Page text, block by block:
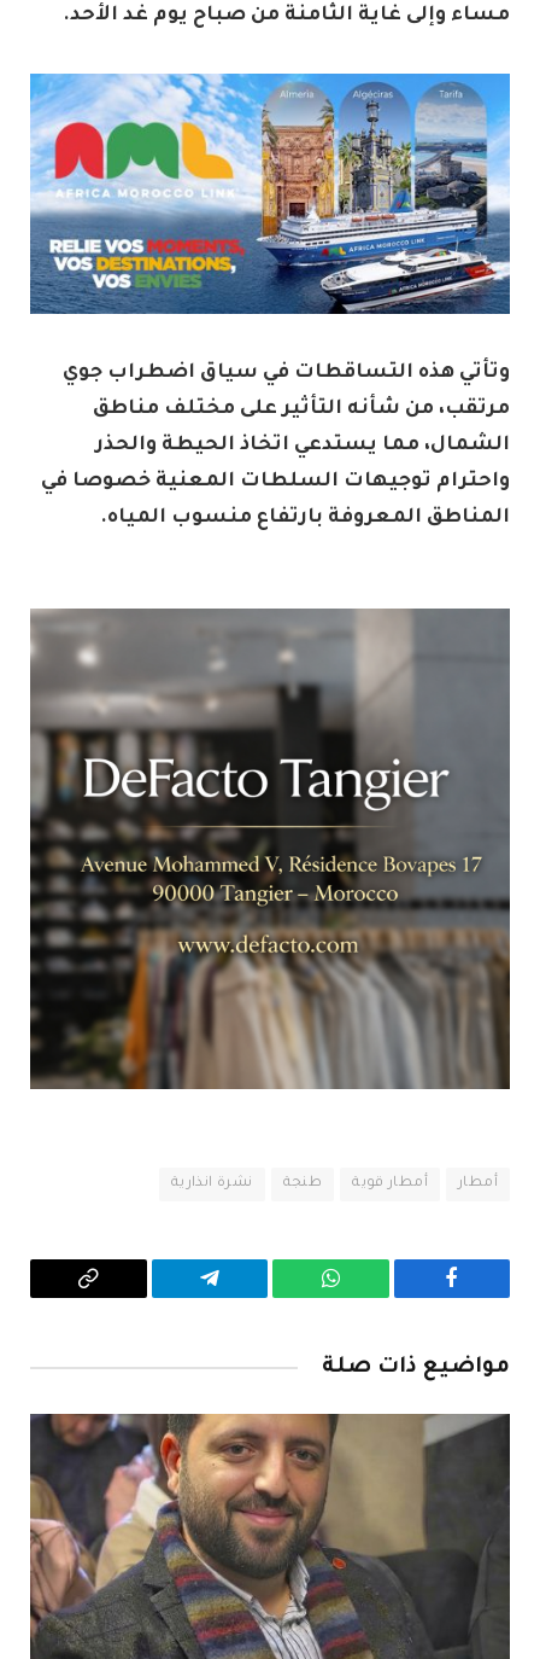
مساء وإلى غاية الثامنة من صباح يوم غد الأحد.
وتأتي هذه التساقطات في سياق اضطراب جوي
مرتقب، من شأنه التأثير على مختلف مناطق
الشمال، مما يستدعي اتخاذ الحيطة والحذر
واحترام توجيهات السلطات المعنية خصوصا في
المناطق المعروفة بارتفاع منسوب المياه.
أمطار أمطار قوية طنجة نشرة انذارية
فيسبوك واتساب تيلقرام
Copy
مواضيع ذات صلة